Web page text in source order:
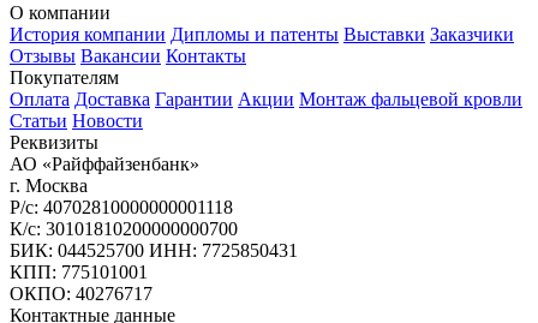
О компании
История компании Дипломы и патенты Выставки Заказчики
Отзывы Вакансии Контакты
Покупателям
Оплата Доставка Гарантии Акции Монтаж фальцевой кровли
Статьи Новости
Реквизиты
АО «Райффайзенбанк»
г. Москва
Р/с: 40702810000000001118
К/с: 30101810200000000700
БИК: 044525700 ИНН: 7725850431
КПП: 775101001
ОКПО: 40276717
Контактные данные